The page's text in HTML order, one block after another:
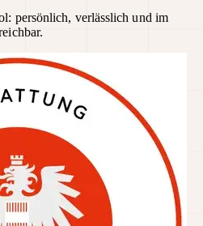
persönlich, verlässlich und im